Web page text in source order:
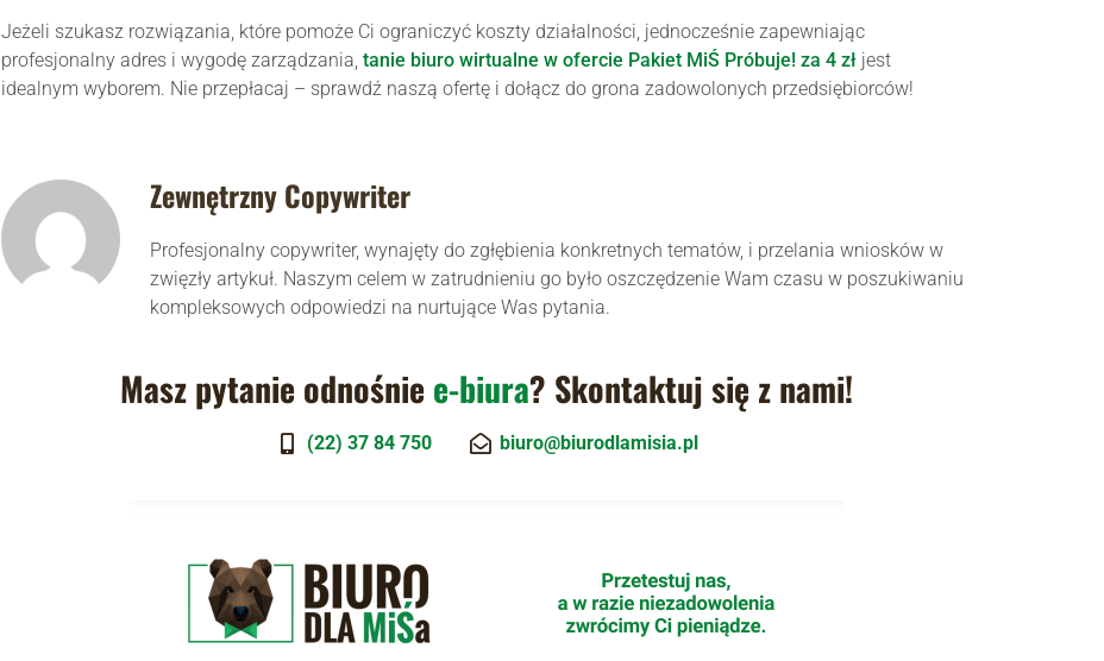
Jeżeli szukasz rozwiązania, które pomoże Ci ograniczyć koszty działalności, jednocześnie zapewniając
profesjonalny adres i wygodę zarządzania, tanie biuro wirtualne w ofercie Pakiet MiŚ Próbuje! za 4 zł jest
idealnym wyborem. Nie przepłacaj – sprawdź naszą ofertę i dołącz do grona zadowolonych przedsiębiorców!
Zewnętrzny Copywriter
Profesjonalny copywriter, wynajęty do zgłębienia konkretnych tematów, i przelania wniosków w
zwięzły artykuł. Naszym celem w zatrudnieniu go było oszczędzenie Wam czasu w poszukiwaniu
kompleksowych odpowiedzi na nurtujące Was pytania.
Masz pytanie odnośnie e-biura? Skontaktuj się z nami!
(22) 37 84 750 biuro@biurodlamisia.pl